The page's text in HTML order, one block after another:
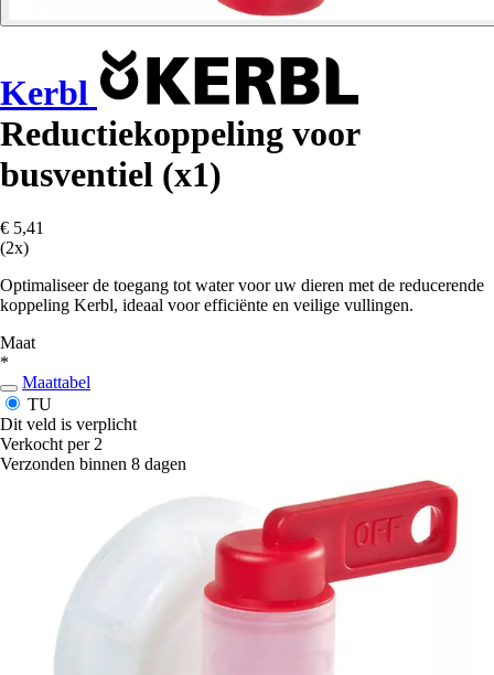
Kerbl
Reductiekoppeling voor
busventiel (x1)
€ 5,41
(2x)
Optimaliseer de toegang tot water voor uw dieren met de reducerende
koppeling Kerbl, ideaal voor efficiënte en veilige vullingen.
Maat
*
Maattabel
TU
Dit veld is verplicht
Verkocht per 2
Verzonden binnen 8 dagen